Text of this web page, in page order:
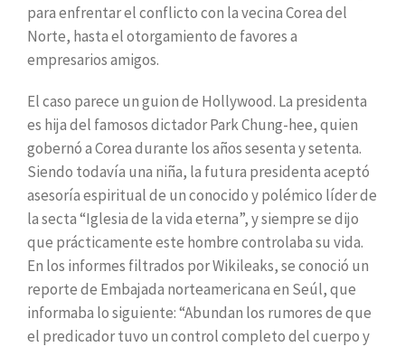
para enfrentar el conflicto con la vecina Corea del
Norte, hasta el otorgamiento de favores a
empresarios amigos.
El caso parece un guion de Hollywood. La presidenta
es hija del famosos dictador Park Chung-hee, quien
gobernó a Corea durante los años sesenta y setenta.
Siendo todavía una niña, la futura presidenta aceptó
asesoría espiritual de un conocido y polémico líder de
la secta “Iglesia de la vida eterna”, y siempre se dijo
que prácticamente este hombre controlaba su vida.
En los informes filtrados por Wikileaks, se conoció un
reporte de Embajada norteamericana en Seúl, que
informaba lo siguiente: “Abundan los rumores de que
el predicador tuvo un control completo del cuerpo y